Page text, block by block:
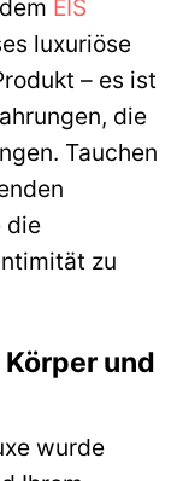
EIS
luxuriöse
– es ist
die
Tauchen
die
zu
und
wurde